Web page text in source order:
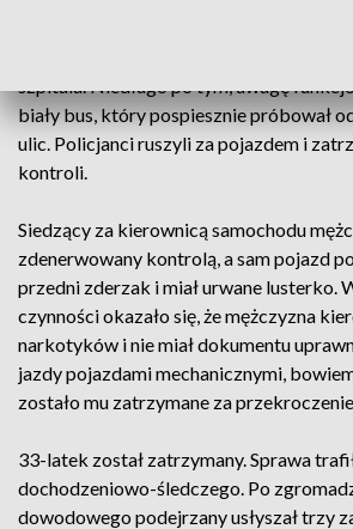
szpitala. Niedługo po tym, uwagę
biały bus, który pospiesznie próbował
ulic. Policjanci ruszyli za pojazdem i
kontroli.
Siedzący za kierownicą samochodu
zdenerwowany kontrolą, a sam pojazd
przedni zderzak i miał urwane lusterko.
czynności okazało się, że mężczyzna
narkotyków i nie miał dokumentu
jazdy pojazdami mechanicznymi,
zostało mu zatrzymane za
33-latek został zatrzymany. Sprawa
dochodzeniowo-śledczego. Po
dowodowego podejrzany usłyszał trzy